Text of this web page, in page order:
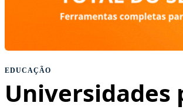
EDUCAÇÃO
Universidades